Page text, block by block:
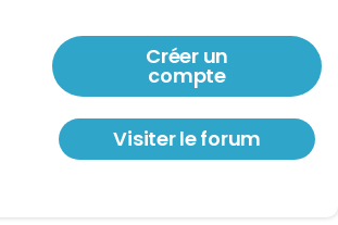
Créer un
compte
Visiter le forum